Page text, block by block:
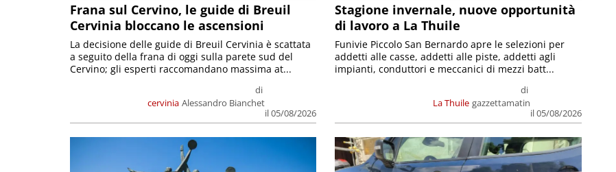
Frana sul Cervino, le guide di Breuil
Cervinia bloccano le ascensioni
cervinia
di
Alessandro Bianchet
il 05/08/2026
La decisione delle guide di Breuil Cervinia è scattata
a seguito della frana di oggi sulla parete sud del
Cervino; gli esperti raccomandano massima at...
Stagione invernale, nuove opportunità
di lavoro a La Thuile
La Thuile
di
gazzettamatin
il 05/08/2026
Funivie Piccolo San Bernardo apre le selezioni per
addetti alle casse, addetti alle piste, addetti agli
impianti, conduttori e meccanici di mezzi batt...